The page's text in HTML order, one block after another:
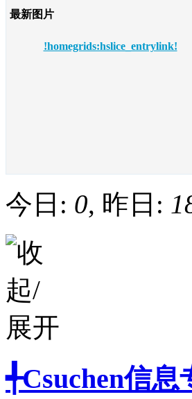
最新图片
!homegrids:hslice_entrylink!
今日: 0, 昨日:
╃Csuchen信